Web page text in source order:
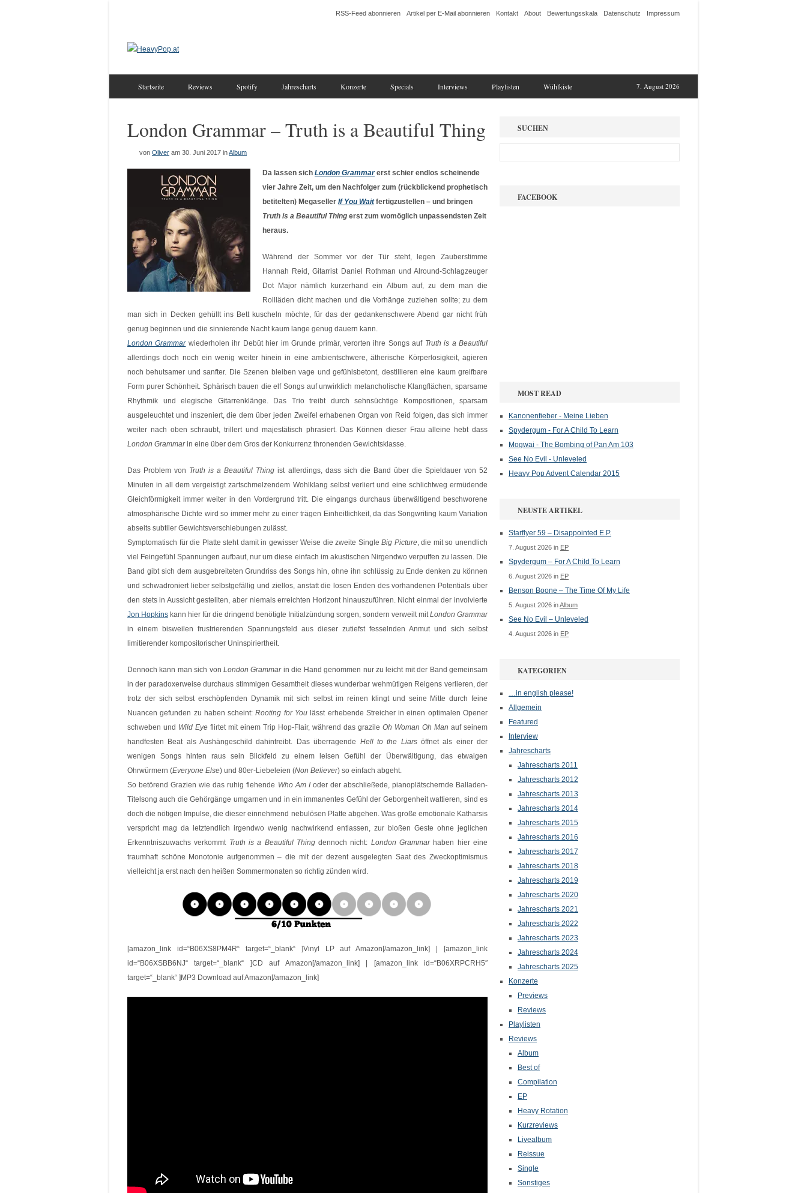
RSS-Feed abonnieren Artikel per E-Mail abonnieren Kontakt About Bewertungsskala Datenschutz Impressum
7. August 2026
Startseite Reviews Spotify Jahrescharts Konzerte Specials Interviews Playlisten Wühlkiste
London Grammar – Truth is a Beautiful Thing
von Oliver am 30. Juni 2017 inAlbum
Da lassen sich London Grammarerst schier endlos scheinende
vier Jahre Zeit, um den Nachfolger zum (rückblickend prophetisch
betitelten) Megaseller If You Waitfertigzustellen – und bringen
Truth is a Beautiful Thing erst zum womöglich unpassendsten Zeit
heraus.
Während der Sommer vor der Tür steht, legen Zauberstimme
Hannah Reid, Gitarrist Daniel Rothman und Alround-Schlagzeuger
Dot Major nämlich kurzerhand ein Album auf, zu dem man die
Rollläden dicht machen und die Vorhänge zuziehen sollte; zu dem
man sich in Decken gehüllt ins Bett kuscheln möchte, für das der gedankenschwere Abend gar nicht früh
genug beginnen und die sinnierende Nacht kaum lange genug dauern kann.
London Grammarwiederholen ihr Debüt hier im Grunde primär, verorten ihre Songs auf Truth is a Beautiful
allerdings doch noch ein wenig weiter hinein in eine ambientschwere, ätherische Körperlosigkeit, agieren
noch behutsamer und sanfter. Die Szenen bleiben vage und gefühlsbetont, destillieren eine kaum greifbare
Form purer Schönheit. Sphärisch bauen die elf Songs auf unwirklich melancholische Klangflächen, sparsame
Rhythmik und elegische Gitarrenklänge. Das Trio treibt durch sehnsüchtige Kompositionen, sparsam
ausgeleuchtet und inszeniert, die dem über jeden Zweifel erhabenen Organ von Reid folgen, das sich immer
weiter nach oben schraubt, trillert und majestätisch phrasiert. Das Können dieser Frau alleine hebt dass
London Grammarin eine über dem Gros der Konkurrenz thronenden Gewichtsklasse.
Das Problem von Truth is a Beautiful Thing ist allerdings, dass sich die Band über die Spieldauer von 52
Minuten in all dem vergeistigt zartschmelzendem Wohlklang selbst verliert und eine schlichtweg ermüdende
Gleichförmigkeit immer weiter in den Vordergrund tritt. Die eingangs durchaus überwältigend beschworene
atmosphärische Dichte wird so immer mehr zu einer trägen Einheitlichkeit, da das Songwriting kaum Variation
abseits subtiler Gewichtsverschiebungen zulässt.
Symptomatisch für die Platte steht damit in gewisser Weise die zweite SingleBig Picture, die mit so unendlich
viel Feingefühl Spannungen aufbaut, nur um diese einfach im akustischen Nirgendwo verpuffen zu lassen. Die
Band gibt sich dem ausgebreiteten Grundriss des Songs hin, ohne ihn schlüssig zu Ende denken zu können
und schwadroniert lieber selbstgefällig und ziellos, anstatt die losen Enden des vorhandenen Potentials über
den stets in Aussicht gestellten, aber niemals erreichten Horizont hinauszuführen. Nicht einmal der involvierte
Jon Hopkins kann hier für die dringend benötigte Initialzündung sorgen, sondern verweilt mitLondon Grammar
in einem bisweilen frustrierenden Spannungsfeld aus dieser zutiefst fesselnden Anmut und sich selbst
limitierender kompositorischer Uninspiriertheit.
Dennoch kann man sich vonLondon Grammarin die Hand genommen nur zu leicht mit der Band gemeinsam
in der paradoxerweise durchaus stimmigen Gesamtheit dieses wunderbar wehmütigen Reigens verlieren, der
trotz der sich selbst erschöpfenden Dynamik mit sich selbst im reinen klingt und seine Mitte durch feine
Nuancen gefunden zu haben scheint:Rooting for You lässt erhebende Streicher in einen optimalen Opener
schweben und Wild Eye flirtet mit einem Trip Hop-Flair, während das grazile Oh Woman Oh Man auf seinem
handfesten Beat als Aushängeschild dahintreibt. Das überragende Hell to the Liarsöffnet als einer der
wenigen Songs hinten raus sein Blickfeld zu einem leisen Gefühl der Überwältigung, das etwaigen
Ohrwürmern (Everyone Else) und 80er-Liebeleien (Non Believer) so einfach abgeht.
So betörend Grazien wie das ruhig flehende Who Am Ioder der abschließede, pianoplätschernde Balladen-
Titelsong auch die Gehörgänge umgarnen und in ein immanentes Gefühl der Geborgenheit wattieren, sind es
doch die nötigen Impulse, die dieser einnehmend nebulösen Platte abgehen. Was große emotionale Katharsis
verspricht mag da letztendlich irgendwo wenig nachwirkend entlassen, zur bloßen Geste ohne jeglichen
Erkenntniszuwachs verkommt Truth is a Beautiful Thingdennoch nicht: London Grammarhaben hier eine
traumhaft schöne Monotonie aufgenommen – die mit der dezent ausgelegten Saat des Zweckoptimismus
vielleicht ja erst nach den heißen Sommermonaten so richtig zünden wird.
[amazon_link id=“B06XS8PM4R“ target=“_blank“ ]Vinyl LP auf Amazon[/amazon_link] | [amazon_link
id=“B06XSBB6NJ“ target=“_blank“ ]CD auf Amazon[/amazon_link] | [amazon_link id=“B06XRPCRH5″
target=“_blank“ ]MP3 Download auf Amazon[/amazon_link]
SUCHEN
FACEBOOK
MOST READ
Kanonenfieber - Meine Lieben
Spydergum - For A Child To Learn
Mogwai - The Bombing of Pan Am 103
See No Evil - Unleveled
Heavy Pop Advent Calendar 2015
NEUSTE ARTIKEL
Starflyer 59 – Disappointed E.P.
7. August 2026 in EP
Spydergum – For A Child To Learn
6. August 2026 in EP
Benson Boone – The Time Of My Life
5. August 2026 inAlbum
See No Evil – Unleveled
4. August 2026 in EP
KATEGORIEN
…in english please!
Allgemein
Featured
Interview
Jahrescharts
Jahrescharts 2011
Jahrescharts 2012
Jahrescharts 2013
Jahrescharts 2014
Jahrescharts 2015
Jahrescharts 2016
Jahrescharts 2017
Jahrescharts 2018
Jahrescharts 2019
Jahrescharts 2020
Jahrescharts 2021
Jahrescharts 2022
Jahrescharts 2023
Jahrescharts 2024
Jahrescharts 2025
Konzerte
Previews
Reviews
Playlisten
Reviews
Album
Best of
Compilation
EP
Heavy Rotation
Kurzreviews
Livealbum
Reissue
Single
Sonstiges